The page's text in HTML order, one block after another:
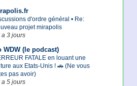
d'ordre général • Re:
projet mirapolis
a 3 jours
WDW (le podcast)
FATALE en louant une
aux Etats-Unis ! 🚗 (Ne vous
pas avoir)
a 5 jours